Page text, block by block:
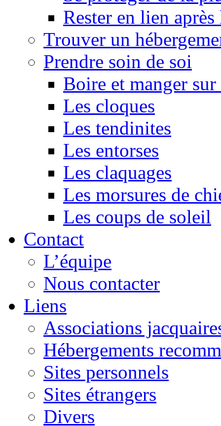
Rester en lien
Trouver un
Prendre soin de soi
Boire et manger
Les cloques
Les tendinites
Les entorses
Les claquages
Les morsures de
Les coups de soleil
Contact
L’équipe
Nous contacter
Liens
Associations
Hébergements
Sites personnels
Sites étrangers
Divers